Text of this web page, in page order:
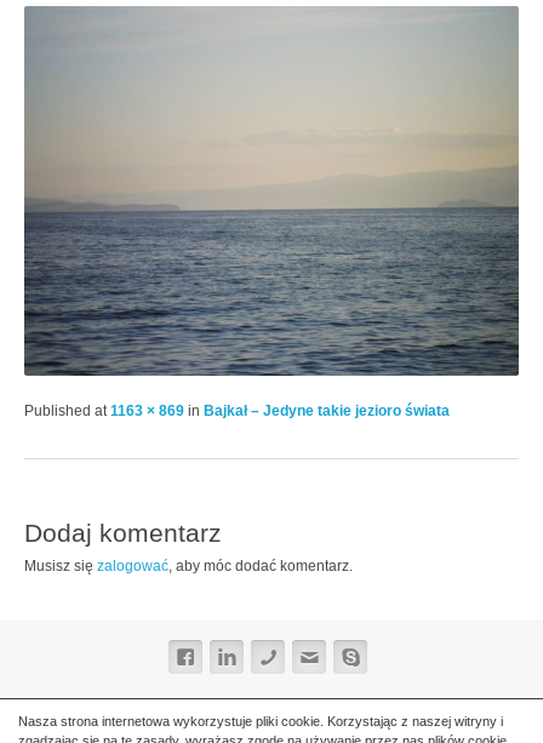
Nasza strona internetowa wykorzystuje pliki cookie. Korzystając z naszej witryny i
Published at1163 × 869 in Bajkał – Jedyne takie jezioro świata
Dodaj komentarz
Musisz się zalogować, aby móc dodać komentarz.